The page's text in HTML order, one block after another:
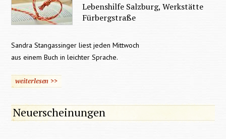
Lebenshilfe Salzburg, Werkstätte
Fürbergstraße
Sandra Stangassinger liest jeden Mittwoch
aus einem Buch in leichter Sprache.
weiterlesen >>
Neuerscheinungen